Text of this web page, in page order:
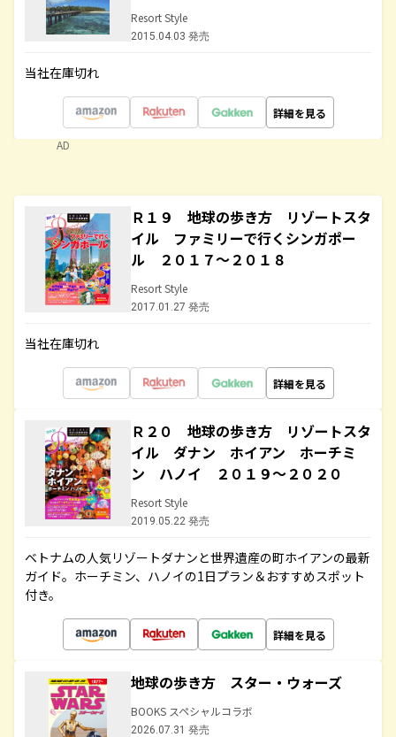
Resort Style
2015.04.03 発売
当社在庫切れ
詳細を見る
AD
Ｒ１９ 地球の歩き方 リゾートスタ
イル ファミリーで行くシンガポー
ル ２０１７～２０１８
Resort Style
2017.01.27 発売
当社在庫切れ
詳細を見る
Ｒ２０ 地球の歩き方 リゾートスタ
イル ダナン ホイアン ホーチミ
ン ハノイ ２０１９～２０２０
Resort Style
2019.05.22 発売
ベトナムの人気リゾートダナンと世界遺産の町ホイアンの最新
ガイド。ホーチミン、ハノイの1日プラン＆おすすめスポット
付き。
詳細を見る
地球の歩き方 スター・ウォーズ
BOOKS スペシャルコラボ
2026.07.31 発売